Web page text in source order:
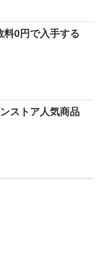
0円で入手する
ストア人気商品